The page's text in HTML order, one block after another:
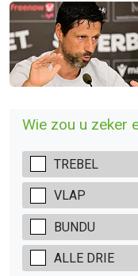
Wie zou u zeker
TREBEL
VLAP
BUNDU
ALLE DRIE